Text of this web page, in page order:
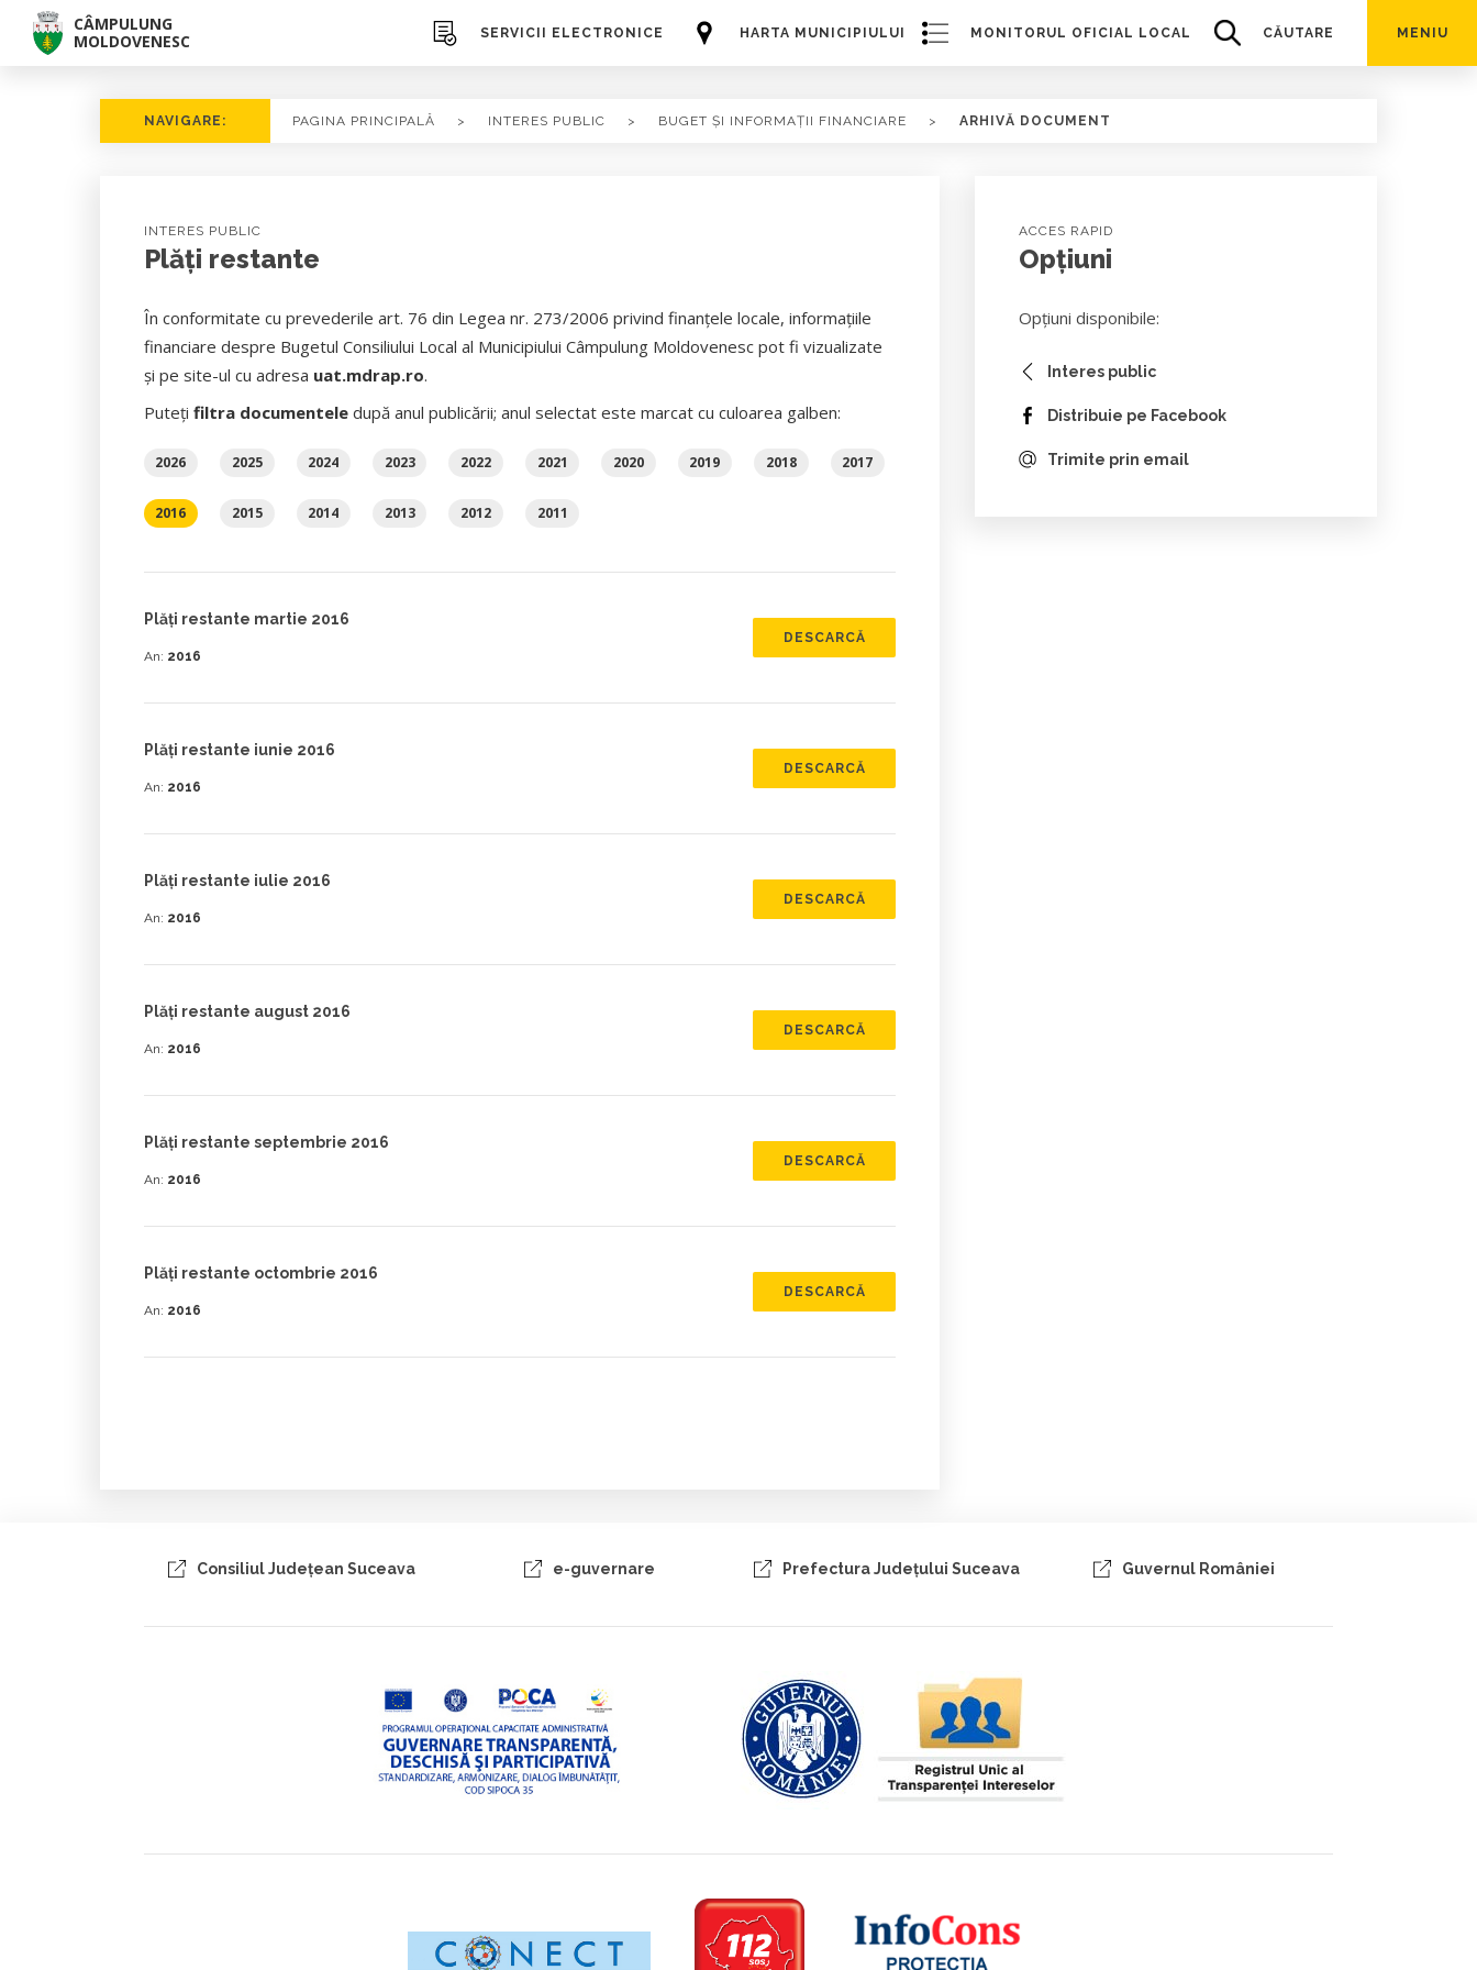
CÂMPULUNG
MOLDOVENESC
HARTA MUNICIPIULUI
SERVICII ELECTRONICE MONITORUL OFICIAL LOCAL CĂUTARE MENIU
NAVIGARE: PAGINA PRINCIPALĂ > INTERES PUBLIC > BUGET ȘI INFORMAȚII FINANCIARE > ARHIVĂ DOCUMENT
INTERES PUBLIC
Plăţi restante
În conformitate cu prevederile art. 76 din Legea nr. 273/2006 privind finanţele locale, informaţiile
financiare despre Bugetul Consiliului Local al Municipiului Câmpulung Moldovenesc pot fi vizualizate
şi pe site-ul cu adresa uat.mdrap.ro.
Puteți filtra documenteledupă anul publicării; anul selectat este marcat cu culoarea galben:
2026 2025 2024 2023 2022 2021 2020 2019 2018 2017
2016 2015 2014 2013 2012 2011
Plăţi restante martie 2016
An: 2016
DESCARCĂ
Plăţi restante iunie 2016
An: 2016
DESCARCĂ
Plăţi restante iulie 2016
An: 2016
DESCARCĂ
Plăţi restante august 2016
An: 2016
DESCARCĂ
Plăţi restante septembrie 2016
An: 2016
DESCARCĂ
Plăţi restante octombrie 2016
An: 2016
DESCARCĂ
ACCES RAPID
Opțiuni
Opțiuni disponibile:
Interes public
Distribuie pe Facebook
Trimite prin email
Consiliul Judeţean Suceava e-guvernare Prefectura Judeţului Suceava Guvernul României